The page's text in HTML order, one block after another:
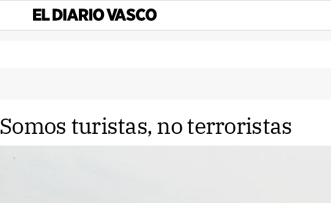
Somos turistas, no terroristas